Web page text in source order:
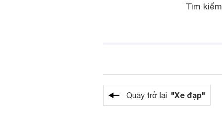
Tìm
Quay trở lại "Xe đạp"